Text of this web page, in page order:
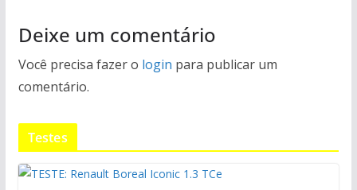
Deixe um comentário
Você precisa fazer o login para publicar um
comentário.
Testes